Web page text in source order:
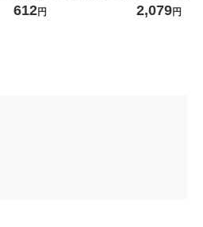
種 ステンレス M4×25 10個
612円
SV ダイ (3個
2,079円